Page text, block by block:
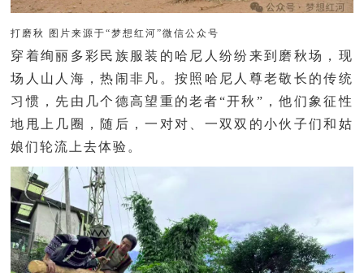
打磨秋 图片来源于“梦想红河”微信公众号
穿着绚丽多彩民族服装的哈尼人纷纷来到磨秋场，现
场人山人海，热闹非凡。按照哈尼人尊老敬长的传统
习惯，先由几个德高望重的老者“开秋”，他们象征性
地甩上几圈，随后，一对对、一双双的小伙子们和姑
娘们轮流上去体验。